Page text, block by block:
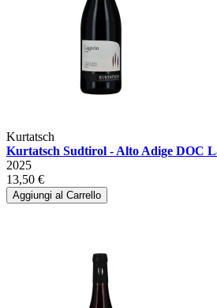
Kurtatsch
Kurtatsch Sudtirol - Alto Adige DOC
2025
13,50 €
Aggiungi al Carrello